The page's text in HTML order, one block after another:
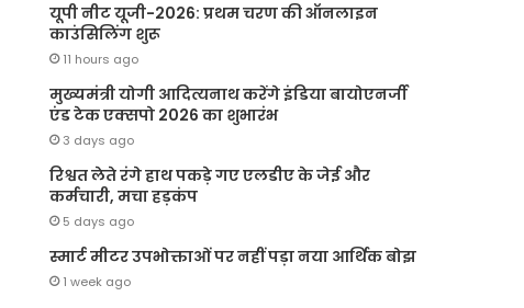
यूपी नीट यूजी-2026: प्रथम चरण की ऑनलाइन
काउंसिलिंग शुरू
11 hours ago
मुख्यमंत्री योगी आदित्यनाथ करेंगे इंडिया बायोएनर्जी
एंड टेक एक्सपो 2026 का शुभारंभ
3 days ago
रिश्वत लेते रंगे हाथ पकड़े गए एलडीए के जेई और
कर्मचारी, मचा हड़कंप
5 days ago
स्मार्ट मीटर उपभोक्ताओं पर नहीं पड़ा नया आर्थिक बोझ
1 week ago